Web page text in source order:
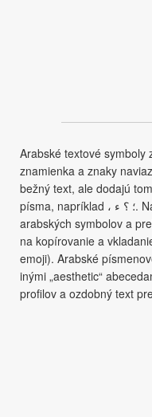
Arabské textové symboly
znamienka a znaky
bežný text, ale dodajú
písma, napríklad ، ؛ ؟ ء. Na tejto stránke nájdeš klávesnicu
arabských symbolov a
na kopírovanie a
emoji). Arabské
inými „aesthetic“
profilov a ozdobný text